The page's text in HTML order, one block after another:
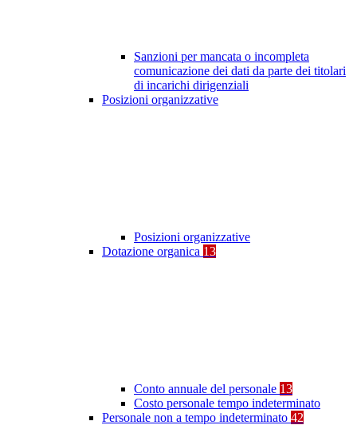
Sanzioni per mancata o incompleta
comunicazione dei dati da parte dei titolari
di incarichi dirigenziali
Posizioni organizzative
Posizioni organizzative
Dotazione organica 13
Conto annuale del personale 13
Costo personale tempo indeterminato
Personale non a tempo indeterminato 42